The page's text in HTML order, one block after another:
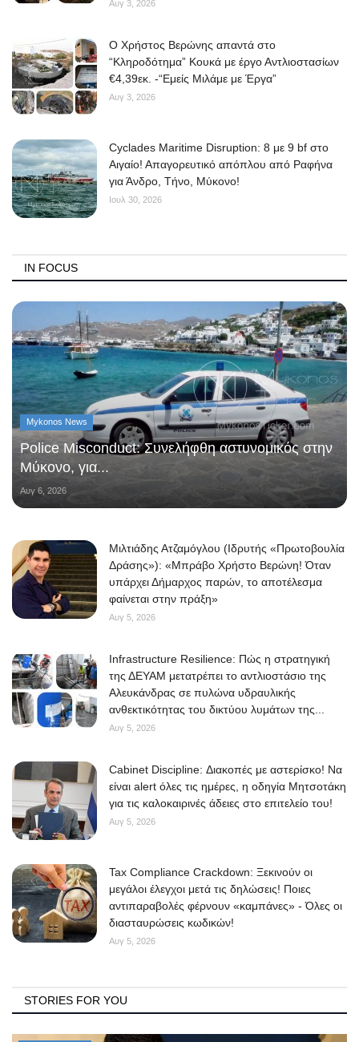
Αυγ 3, 2026
O Χρήστος Βερώνης απαντά στο
“Κληροδότημα” Κουκά με έργο Αντλιοστασίων
€4,39εκ. -“Εμείς Μιλάμε με Έργα”
Αυγ 3, 2026
Cyclades Maritime Disruption: 8 με 9 bf στο
Αιγαίο! Απαγορευτικό απόπλου από Ραφήνα
για Άνδρο, Τήνο, Μύκονο!
Ιουλ 30, 2026
IN FOCUS
Mykonos News
Police Misconduct: Συνελήφθη αστυνομικός στην
Μύκονο, για...
Αυγ 6, 2026
Μιλτιάδης Ατζαμόγλου (Ιδρυτής «Πρωτοβουλία
Δράσης»): «Μπράβο Χρήστο Βερώνη! Όταν
υπάρχει Δήμαρχος παρών, το αποτέλεσμα
φαίνεται στην πράξη»
Αυγ 5, 2026
Infrastructure Resilience: Πώς η στρατηγική
της ΔΕΥΑΜ μετατρέπει το αντλιοστάσιο της
Αλευκάνδρας σε πυλώνα υδραυλικής
ανθεκτικότητας του δικτύου λυμάτων της...
Αυγ 5, 2026
Cabinet Discipline: Διακοπές με αστερίσκο! Να
είναι alert όλες τις ημέρες, η οδηγία Μητσοτάκη
για τις καλοκαιρινές άδειες στο επιτελείο του!
Αυγ 5, 2026
Tax Compliance Crackdown: Ξεκινούν οι
μεγάλοι έλεγχοι μετά τις δηλώσεις! Ποιες
αντιπαραβολές φέρνουν «καμπάνες» - Όλες οι
διασταυρώσεις κωδικών!
Αυγ 5, 2026
STORIES FOR YOU